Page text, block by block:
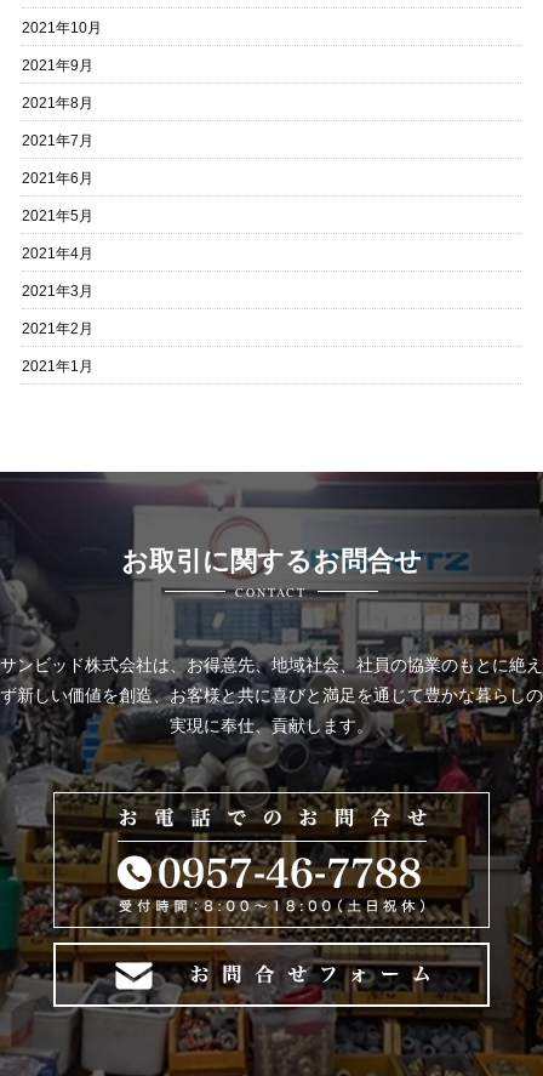
2021年10月
2021年9月
2021年8月
2021年7月
2021年6月
2021年5月
2021年4月
2021年3月
2021年2月
2021年1月
お取引に関するお問合せ
CONTACT
サンビッド株式会社は、お得意先、地域社会、社員の協業のもとに絶え
ず新しい価値を創造、お客様と共に喜びと満足を通じて豊かな暮らしの
実現に奉仕、貢献します。